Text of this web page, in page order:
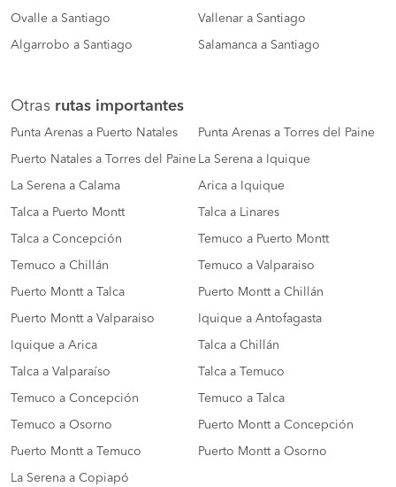
Ovalle a Santiago Vallenar a Santiago
Algarrobo a Santiago Salamanca a Santiago
Otras rutas importantes
Punta Arenas a Puerto Natales Punta Arenas a Torres del Paine
Puerto Natales a Torres del Paine La Serena a Iquique
La Serena a Calama Arica a Iquique
Talca a Puerto Montt Talca a Linares
Talca a Concepción Temuco a Puerto Montt
Temuco a Chillán Temuco a Valparaiso
Puerto Montt a Talca Puerto Montt a Chillán
Puerto Montt a Valparaiso Iquique a Antofagasta
Iquique a Arica Talca a Chillán
Talca a Valparaíso Talca a Temuco
Temuco a Concepción Temuco a Talca
Temuco a Osorno Puerto Montt a Concepción
Puerto Montt a Temuco Puerto Montt a Osorno
La Serena a Copiapó